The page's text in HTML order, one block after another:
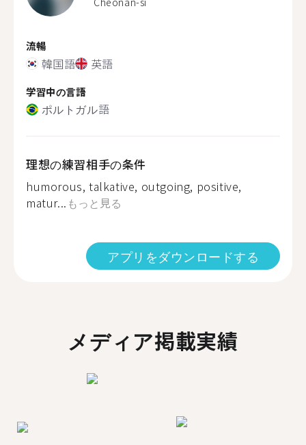
流暢
韓国語 英語
学習中の言語
ポルトガル語
理想の練習相手の条件
humorous, talkative, outgoing, positive,
matur... もっと見る
アプリをダウンロードする
メディア掲載実績